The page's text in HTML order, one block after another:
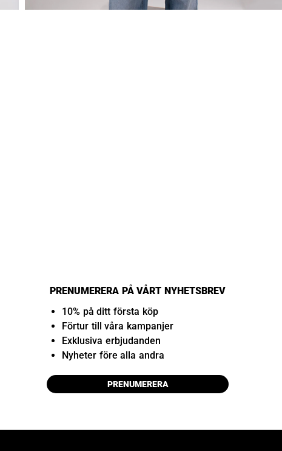
PRENUMERERA PÅ VÅRT NYHETSBREV
10% på ditt första köp
Förtur till våra kampanjer
Exklusiva erbjudanden
Nyheter före alla andra
PRENUMERERA